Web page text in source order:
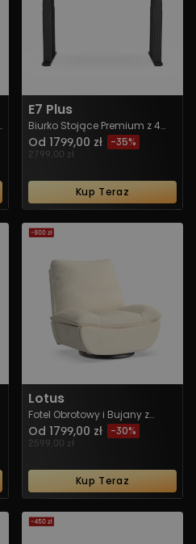
E7 Plus
Biurko Stojące Premium z 4
Nogami
Od 1799,00 zł -35%
2799,00 zł
Kup Teraz
Lotus
Fotel Obrotowy i Bujany z
Funkcją Leżenia i Solidną
Metalową Podstawą
Od 1799,00 zł -30%
2599,00 zł
Kup Teraz